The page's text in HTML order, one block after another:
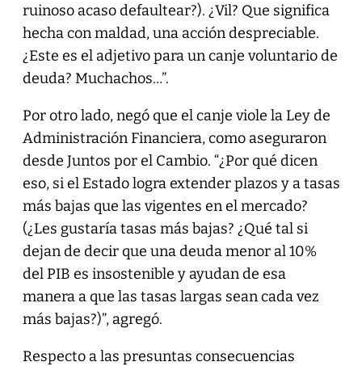
ruinoso acaso defaultear?). ¿Vil? Que significa
hecha con maldad, una acción despreciable.
¿Este es el adjetivo para un canje voluntario de
deuda? Muchachos…”.
Por otro lado, negó que el canje viole la Ley de
Administración Financiera, como aseguraron
desde Juntos por el Cambio. “¿Por qué dicen
eso, si el Estado logra extender plazos y a tasas
más bajas que las vigentes en el mercado?
(¿Les gustaría tasas más bajas? ¿Qué tal si
dejan de decir que una deuda menor al 10%
del PIB es insostenible y ayudan de esa
manera a que las tasas largas sean cada vez
más bajas?)”, agregó.
Respecto a las presuntas consecuencias